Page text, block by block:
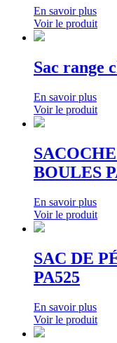
En savoir plus
Voir le produit
Sac range
En savoir plus
Voir le produit
BOULES
En savoir plus
Voir le produit
SAC DE
PA525
En savoir plus
Voir le produit